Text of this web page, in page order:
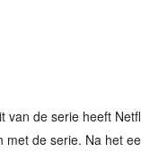
van de serie heeft
met de serie. Na het